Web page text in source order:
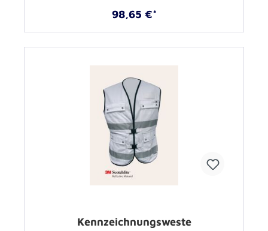
98,65 €*
Kennzeichnungsweste